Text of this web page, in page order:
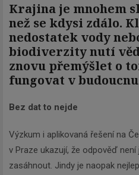
Krajina je mnohem
než se kdysi zdálo.
nedostatek vody
biodiverzity nutí
znovu přemýšlet o
fungovat v
Bez dat to nejde
Výzkum i aplikovaná řešení na
v Praze ukazují, že odpověď
zasáhnout. Jindy je naopak